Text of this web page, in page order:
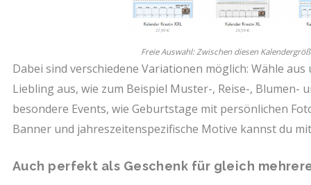
Freie Auswahl: Zwischen diesen
Dabei sind verschiedene Variationen möglich: Wähle
Liebling aus, wie zum Beispiel Muster-, Reise-, Blumen-
besondere Events, wie Geburtstage mit persönlichen
Banner und jahreszeitenspezifische Motive kannst du
Auch perfekt als Geschenk für gleich